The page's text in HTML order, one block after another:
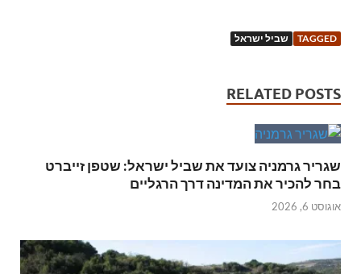
TAGGED שביל ישראל
RELATED POSTS
שגריר גרמניה צועד את שביל ישראל: שטפן זייברט
בחר להכיר את המדינה דרך הרגליים
אוגוסט 6, 2026